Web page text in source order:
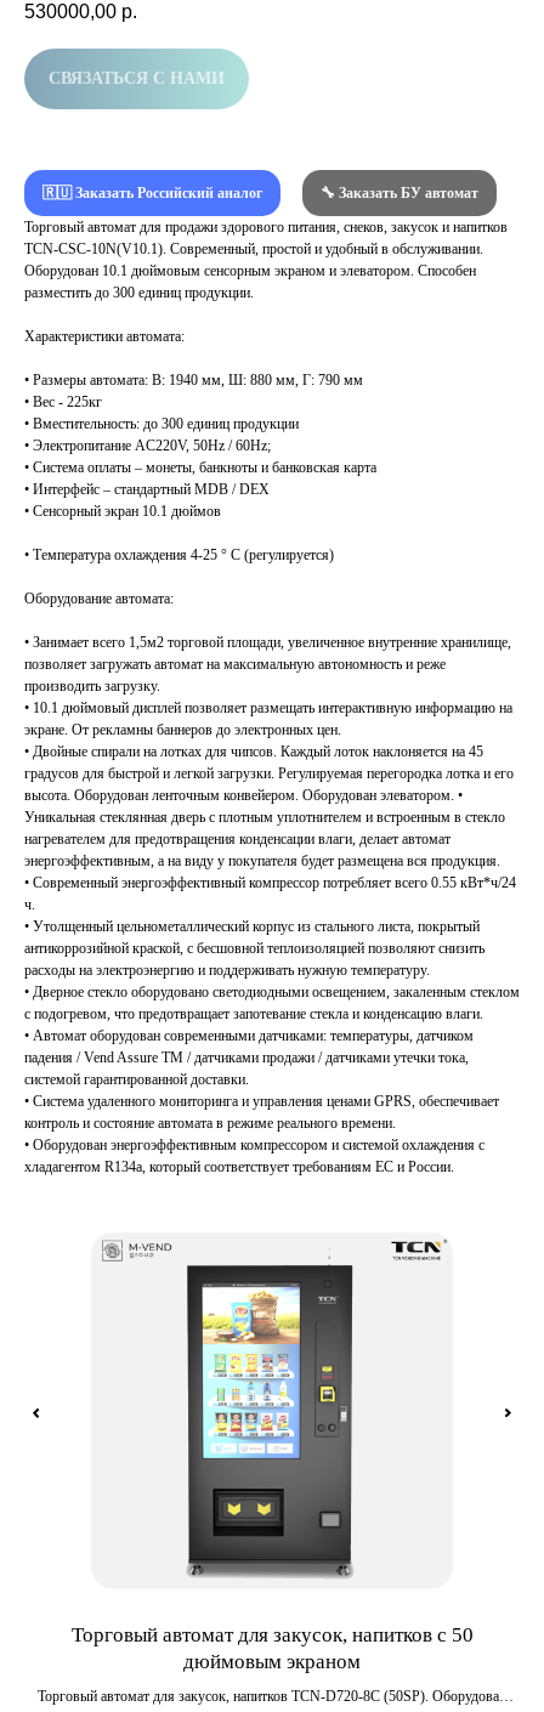
530000,00 р.
СВЯЗАТЬСЯ С НАМИ
🇷🇺 Заказать Российский аналог
🔧 Заказать БУ автомат
Торговый автомат для продажи здорового питания, снеков, закусок и напитков
TCN-CSC-10N(V10.1). Современный, простой и удобный в обслуживании.
Оборудован 10.1 дюймовым сенсорным экраном и элеватором. Способен
разместить до 300 единиц продукции.
Характеристики автомата:
• Размеры автомата: В: 1940 мм, Ш: 880 мм, Г: 790 мм
• Вес - 225кг
• Вместительность: до 300 единиц продукции
• Электропитание AC220V, 50Hz / 60Hz;
• Система оплаты – монеты, банкноты и банковская карта
• Интерфейс – стандартный MDB / DEX
• Сенсорный экран 10.1 дюймов
• Температура охлаждения 4-25 ° C (регулируется)
Оборудование автомата:
• Занимает всего 1,5м2 торговой площади, увеличенное внутренние хранилище,
позволяет загружать автомат на максимальную автономность и реже
производить загрузку.
• 10.1 дюймовый дисплей позволяет размещать интерактивную информацию на
экране. От рекламны баннеров до электронных цен.
• Двойные спирали на лотках для чипсов. Каждый лоток наклоняется на 45
градусов для быстрой и легкой загрузки. Регулируемая перегородка лотка и его
высота. Оборудован ленточным конвейером. Оборудован элеватором. •
Уникальная стеклянная дверь с плотным уплотнителем и встроенным в стекло
нагревателем для предотвращения конденсации влаги, делает автомат
энергоэффективным, а на виду у покупателя будет размещена вся продукция.
• Современный энергоэффективный компрессор потребляет всего 0.55 кВт*ч/24
ч.
• Утолщенный цельнометаллический корпус из стального листа, покрытый
антикоррозийной краской, с бесшовной теплоизоляцией позволяют снизить
расходы на электроэнергию и поддерживать нужную температуру.
• Дверное стекло оборудовано светодиодными освещением, закаленным стеклом
с подогревом, что предотвращает запотевание стекла и конденсацию влаги.
• Автомат оборудован современными датчиками: температуры, датчиком
падения / Vend Assure TM / датчиками продажи / датчиками утечки тока,
системой гарантированной доставки.
• Система удаленного мониторинга и управления ценами GPRS, обеспечивает
контроль и состояние автомата в режиме реального времени.
• Оборудован энергоэффективным компрессором и системой охлаждения с
хладагентом R134a, который соответствует требованиям ЕС и России.
Торговый автомат для закусок, напитков с 50
дюймовым экраном
Торговый автомат для закусок, напитков TCN-D720-8C (50SP). Оборудован